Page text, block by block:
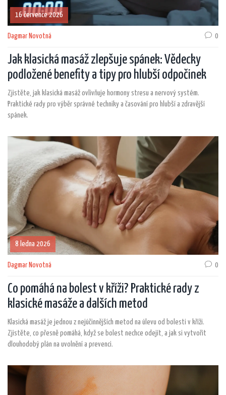
16 července 2026
Dagmar Novotná 0
Jak klasická masáž zlepšuje spánek: Vědecky
podložené benefity a tipy pro hlubší odpočinek
Zjistěte, jak klasická masáž ovlivňuje hormony stresu a nervový systém.
Praktické rady pro výběr správné techniky a časování pro hlubší a zdravější
spánek.
8 ledna 2026
Dagmar Novotná 0
Co pomáhá na bolest v kříži? Praktické rady z
klasické masáže a dalších metod
Klasická masáž je jednou z nejúčinnějších metod na úlevu od bolesti v kříži.
Zjistěte, co přesně pomáhá, když se bolest nechce odejít, a jak si vytvořit
dlouhodobý plán na uvolnění a prevenci.